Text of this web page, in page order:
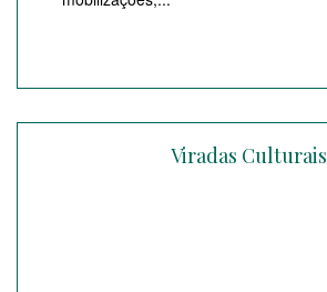
Viradas Culturais